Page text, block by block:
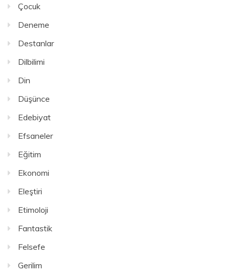
Çocuk
Deneme
Destanlar
Dilbilimi
Din
Düşünce
Edebiyat
Efsaneler
Eğitim
Ekonomi
Eleştiri
Etimoloji
Fantastik
Felsefe
Gerilim